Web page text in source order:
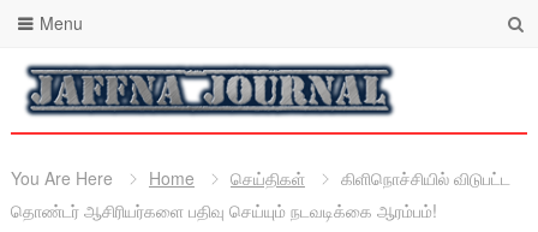
Menu
You Are Here Home செய்திகள்
கிளிநொச்சியில் விடுபட்ட
தொண்டர் ஆசிரியர்களை பதிவு செய்யும் நடவடிக்கை ஆரம்பம்!